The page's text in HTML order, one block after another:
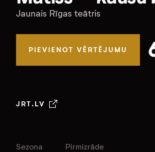
Jaunais Rīgas teātris
PIEVIENOT VĒRTĒJUMU
JRT.LV
Sezona Pirmizrāde